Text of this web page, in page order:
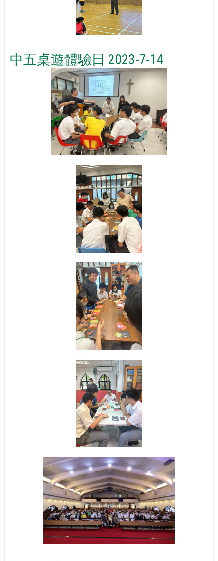
中五桌遊體驗日 2023-7-14